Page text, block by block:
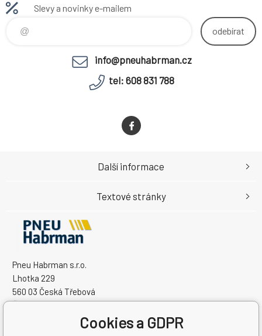
Slevy a novinky e-mailem
odebírat
info@pneuhabrman.cz
tel: 608 831 788
Pneu Habrman s.r.o.
Lhotka 229
560 03 Česká Třebová
Česká Republika
Další informace
Textové stránky
Cookies a GDPR